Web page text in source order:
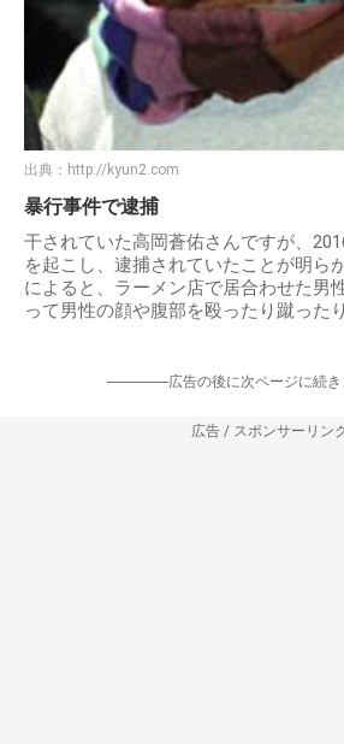
出典： http://kyun2.com
暴行事件で逮捕
干されていた高岡蒼佑さんですが、
を起こし、逮捕されていたことが明ら
によると、ラーメン店で居合わせた男
って男性の顔や腹部を殴ったり蹴った
-----------------広告の後に次ページに続き
広告 / スポンサーリン